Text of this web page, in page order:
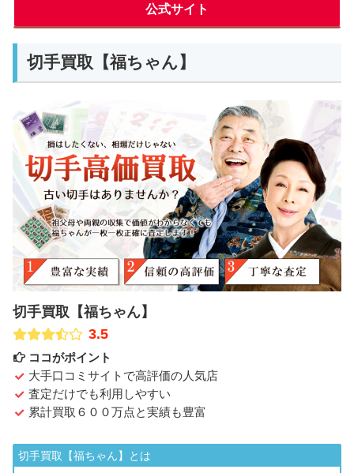
公式サイト
切手買取【福ちゃん】
切手買取【福ちゃん】
3.5
ココがポイント
大手口コミサイトで高評価の人気店
査定だけでも利用しやすい
累計買取６００万点と実績も豊富
切手買取【福ちゃん】とは